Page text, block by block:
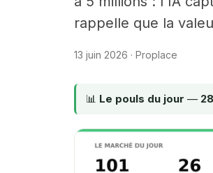
rappelle que la
13 juin 2026 · Proplace
📊 Le pouls du jour — 28